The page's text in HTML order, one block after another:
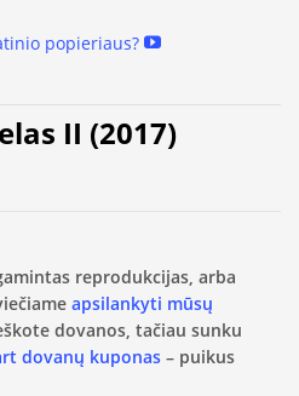
popieriaus?
II (2017)
reprodukcijas, arba
apsilankyti mūsų
dovanos, tačiau sunku
dovanų kuponas – puikus